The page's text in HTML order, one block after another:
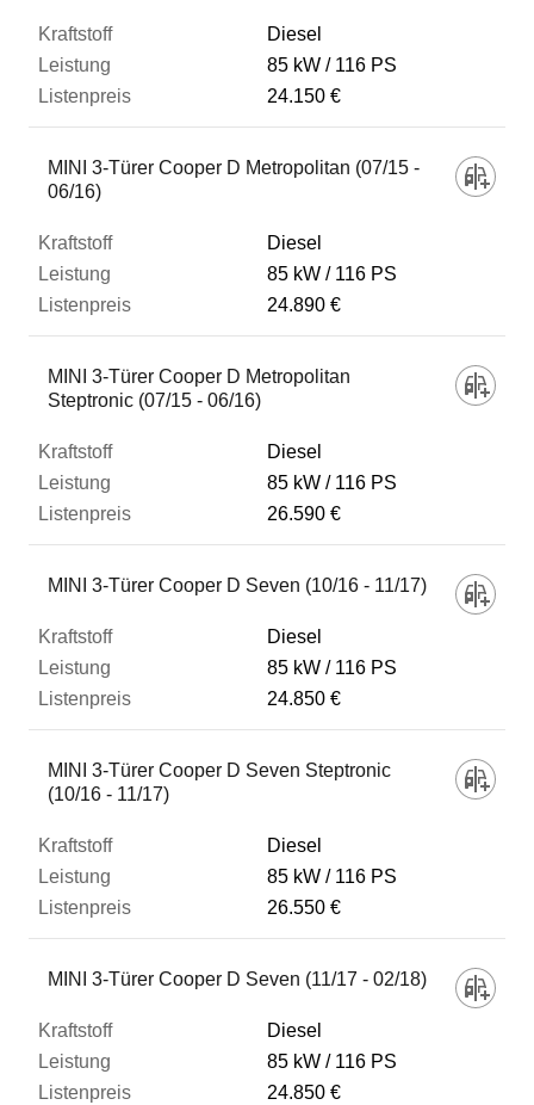
Diesel
85 kW
116 PS
24.150 €
MINI 3-Türer Cooper D Metropolitan (07/15 -
06/16)
Diesel
85 kW
116 PS
24.890 €
MINI 3-Türer Cooper D Metropolitan
Steptronic (07/15 - 06/16)
Diesel
85 kW
116 PS
26.590 €
MINI 3-Türer Cooper D Seven (10/16 - 11/17)
Diesel
85 kW
116 PS
24.850 €
MINI 3-Türer Cooper D Seven Steptronic
(10/16 - 11/17)
Diesel
85 kW
116 PS
26.550 €
MINI 3-Türer Cooper D Seven (11/17 - 02/18)
Diesel
85 kW
116 PS
24.850 €